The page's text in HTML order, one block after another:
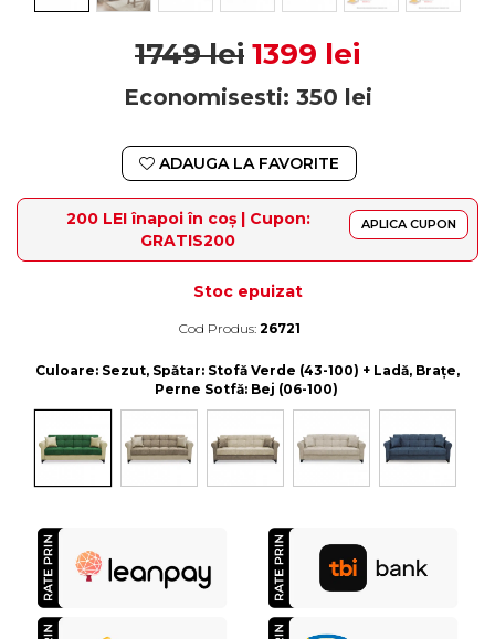
1749 lei 1399 lei
Economisesti: 350 lei
ADAUGA LA FAVORITE
200 LEI înapoi în coș | Cupon:
GRATIS200
APLICA CUPON
Stoc epuizat
Cod Produs: 26721
Culoare: Sezut, Spătar: Stofă Verde (43-100) + Ladă, Brațe,
Perne Sotfă: Bej (06-100)